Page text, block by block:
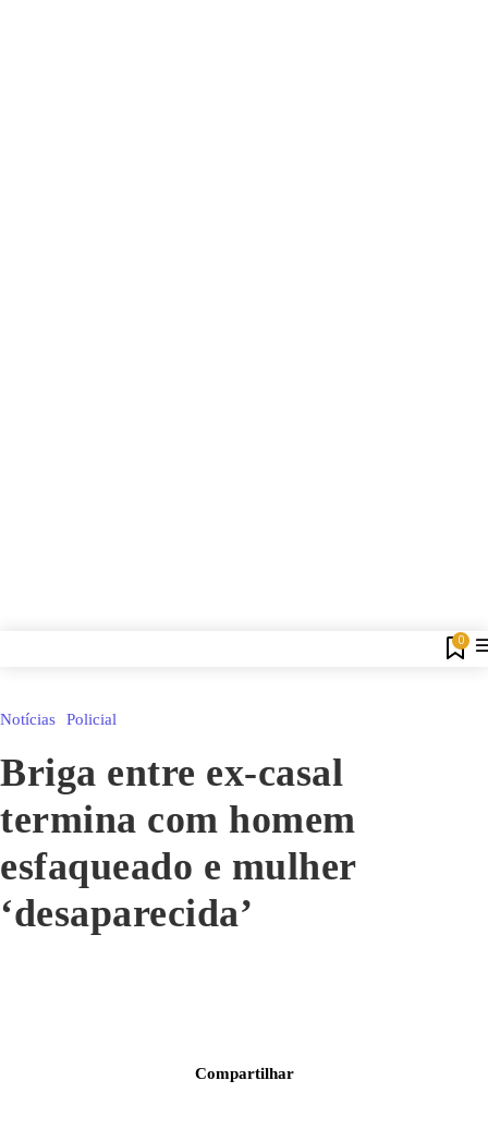
0
Notícias Policial
Briga entre ex-casal
termina com homem
esfaqueado e mulher
‘desaparecida’
Compartilhar